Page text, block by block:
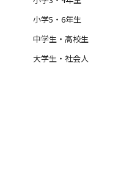
小学5・6年生
中学生・高校生
大学生・社会人